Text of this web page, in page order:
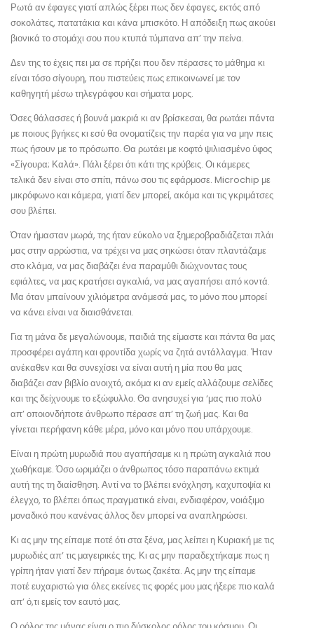
Ρωτά αν έφαγες γιατί απλώς ξέρει πως δεν έφαγες, εκτός από
σοκολάτες, πατατάκια και κάνα μπισκότο. Η απόδειξη πως ακούει
βιονικά το στομάχι σου που κτυπά τύμπανα απ’ την πείνα.
Δεν της το έχεις πει μα σε πρήζει που δεν πέρασες το μάθημα κι
είναι τόσο σίγουρη, που πιστεύεις πως επικοινωνεί με τον
καθηγητή μέσω τηλεγράφου και σήματα μορς.
Όσες θάλασσες ή βουνά μακριά κι αν βρίσκεσαι, θα ρωτάει πάντα
με ποιους βγήκες κι εσύ θα ονοματίζεις την παρέα για να μην πεις
πως ήσουν με το πρόσωπο. Θα ρωτάει με κοφτό ψιλιασμένο ύφος
«Σίγουρα; Καλά». Πάλι ξέρει ότι κάτι της κρύβεις. Οι κάμερες
τελικά δεν είναι στο σπίτι, πάνω σου τις εφάρμοσε. Microchip με
μικρόφωνο και κάμερα, γιατί δεν μπορεί, ακόμα και τις γκριμάτσες
σου βλέπει.
Όταν ήμασταν μωρά, της ήταν εύκολο να ξημεροβραδιάζεται πλάι
μας στην αρρώστια, να τρέχει να μας σηκώσει όταν πλαντάζαμε
στο κλάμα, να μας διαβάζει ένα παραμύθι διώχνοντας τους
εφιάλτες, να μας κρατήσει αγκαλιά, να μας αγαπήσει από κοντά.
Μα όταν μπαίνουν χιλιόμετρα ανάμεσά μας, το μόνο που μπορεί
να κάνει είναι να διαισθάνεται.
Για τη μάνα δε μεγαλώνουμε, παιδιά της είμαστε και πάντα θα μας
προσφέρει αγάπη και φροντίδα χωρίς να ζητά αντάλλαγμα. Ήταν
ανέκαθεν και θα συνεχίσει να είναι αυτή η μία που θα μας
διαβάζει σαν βιβλίο ανοιχτό, ακόμα κι αν εμείς αλλάζουμε σελίδες
και της δείχνουμε το εξώφυλλο. Θα ανησυχεί για ‘μας πιο πολύ
απ’ οποιονδήποτε άνθρωπο πέρασε απ’ τη ζωή μας. Και θα
γίνεται περήφανη κάθε μέρα, μόνο και μόνο που υπάρχουμε.
Είναι η πρώτη μυρωδιά που αγαπήσαμε κι η πρώτη αγκαλιά που
χωθήκαμε. Όσο ωριμάζει ο άνθρωπος τόσο παραπάνω εκτιμά
αυτή της τη διαίσθηση. Αντί να το βλέπει ενόχληση, καχυποψία κι
έλεγχο, το βλέπει όπως πραγματικά είναι, ενδιαφέρον, νοιάξιμο
μοναδικό που κανένας άλλος δεν μπορεί να αναπληρώσει.
Κι ας μην της είπαμε ποτέ ότι στα ξένα, μας λείπει η Κυριακή με τις
μυρωδιές απ’ τις μαγειρικές της. Κι ας μην παραδεχτήκαμε πως η
γρίπη ήταν γιατί δεν πήραμε όντως ζακέτα. Ας μην της είπαμε
ποτέ ευχαριστώ για όλες εκείνες τις φορές μου μας ήξερε πιο καλά
απ’ ό,τι εμείς τον εαυτό μας.